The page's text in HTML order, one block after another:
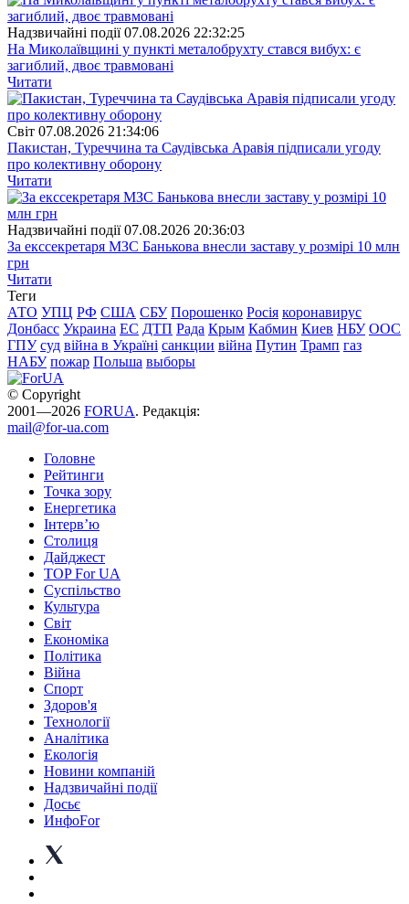
Надзвичайні події 07.08.2026 22:32:25
На Миколаївщині у пункті металобрухту стався вибух: є
загиблий, двоє травмовані
Читати
Свiт 07.08.2026 21:34:06
Пакистан, Туреччина та Саудівська Аравія підписали угоду
про колективну оборону
Читати
Надзвичайні події 07.08.2026 20:36:03
За екссекретаря МЗС Банькова внесли заставу у розмірі 10 млн
грн
Читати
Теги
АТО УПЦ РФ США СБУ Порошенко Росія коронавирус
Донбасс Украина ЕС ДТП Рада Крым Кабмин Киев НБУ ООС
ГПУ суд війна в Україні санкции війна Путин Трамп газ
НАБУ пожар Польша выборы
© Copyright
2001—2026 FORUA. Редакція:
mail@for-ua.com
Головне
Рейтинги
Точка зору
Енергетика
Інтерв’ю
Столиця
Дайджест
TOP For UA
Суспiльство
Культура
Світ
Економіка
Політика
Війна
Спорт
Здоров'я
Технології
Аналітика
Екологія
Новини компаній
Надзвичайні події
Досьє
ИнфоFor